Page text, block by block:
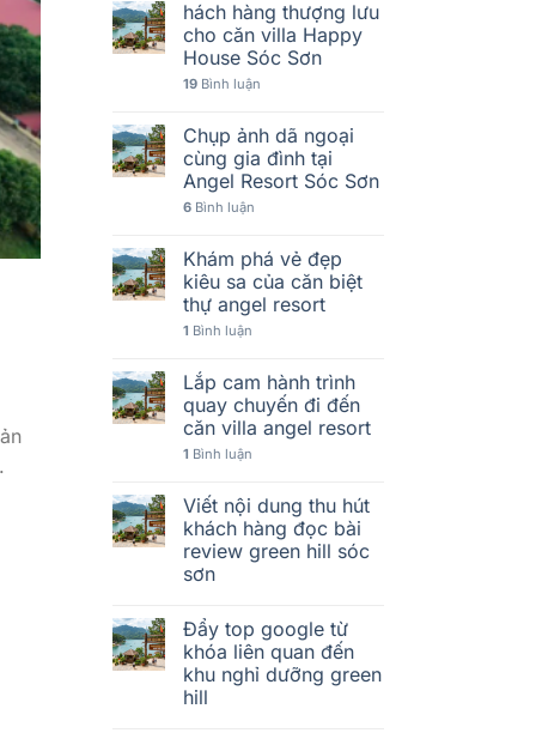
hách hàng thượng lưu
cho căn villa Happy
House Sóc Sơn
19Bình luận
Chụp ảnh dã ngoại
cùng gia đình tại
Angel Resort Sóc Sơn
6Bình luận
Khám phá vẻ đẹp
kiêu sa của căn biệt
thự angel resort
1 Bình luận
Lắp cam hành trình
quay chuyến đi đến
căn villa angel resort
1 Bình luận
Viết nội dung thu hút
khách hàng đọc bài
review green hill sóc
sơn
Đẩy top google từ
khóa liên quan đến
khu nghỉ dưỡng green
hill